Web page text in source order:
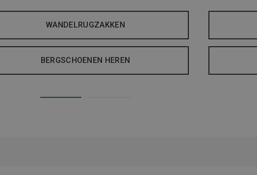
WANDELRUGZAKKEN
BERGSCHOENEN HEREN